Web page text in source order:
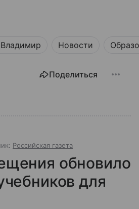
Новости
Поделиться
Российская газета
обновило
для